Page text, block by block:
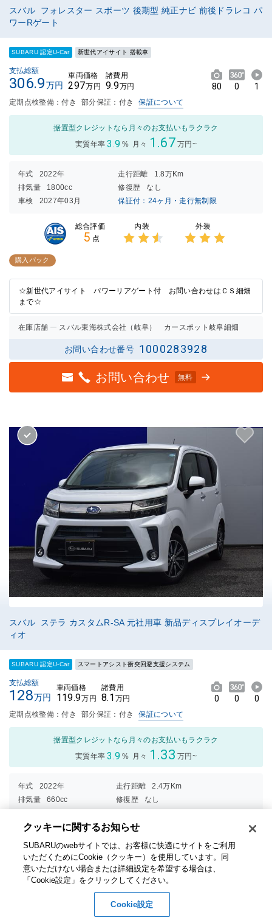
スバル フォレスター スポーツ 後期型 純正ナビ 前後ドラレコ パ
ワーRゲート
SUBARU 認定U-Car 新世代アイサイト 搭載車
支払総額
306.9万円
車両価格
297万円
諸費用
9.9万円 80 0 1
定期点検整備：付き 部分保証：付き 保証について
据置型クレジットなら月々のお支払いもラクラク
実質年率 3.9 % 月々 1.67 万円~
年式 2022年 走行距離
1.8万Km
排気量
1800cc 修復歴
なし
車検
2027年03月 保証付：24ヶ月・走行無制限
総合評価
5 点
内装 外装
購入パック
☆新世代アイサイト パワーリアゲート付 お問い合わせはＣＳ細畑
まで☆
在庫店舗 スバル東海株式会社（岐阜） カースポット岐阜細畑
お問い合わせ番号 1000283928
お問い合わせ 無料
スバル ステラ カスタムR-SA 元社用車 新品ディスプレイオーデ
ィオ
SUBARU 認定U-Car スマートアシスト衝突回避支援システム
支払総額
128万円
車両価格
119.9万円
諸費用
8.1 万円 0 0 0
定期点検整備：付き 部分保証：付き 保証について
据置型クレジットなら月々のお支払いもラクラク
実質年率 3.9 % 月々 1.33 万円~
年式 2022年 走行距離
2.4万Km
排気量
660cc 修復歴
なし
5 点
3点中
2.5点
の評価
3点中
3点の
購入パック
☆新品オーディオ交換させて頂きました お問い合わせはＣＳ細畑ま
クッキーに関するお知らせ​
SUBARUのwebサイトでは、お客様に快適にサイトをご利用
いただくためにCookie（クッキー）を使用しています。​ 同
意いただけない場合または詳細設定を希望する場合は、
「Cookie設定」をクリックしてください。​
Cookie設定